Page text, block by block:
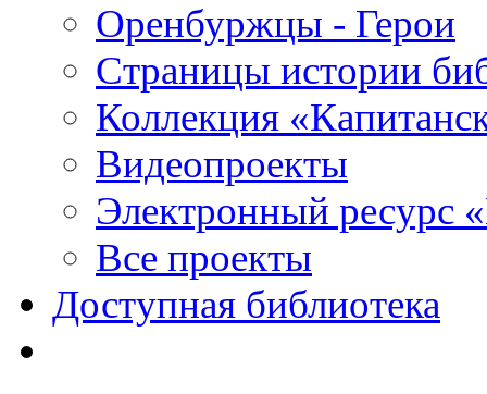
Оренбуржцы - Герои
Страницы истории
Коллекция
Видеопроекты
Электронный ресурс
Все проекты
Доступная библиотека